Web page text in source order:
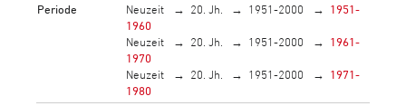
Periode
Neuzeit 20. Jh. 1951-2000
1951-
1960
Neuzeit
20. Jh. 1951-2000
1961-
1970
Neuzeit
20. Jh. 1951-2000
1971-
1980